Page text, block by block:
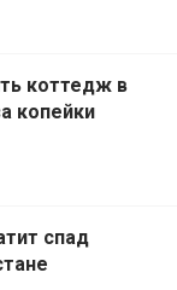
коттедж в
копейки
спад